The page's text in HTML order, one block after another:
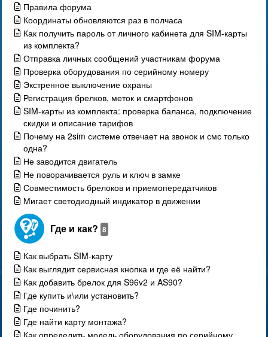
Правила форума
Координаты обновляются раз в полчаса
Как получить пароль от личного кабинета для SIM-карты
из комплекта?
Отправка личных сообщений участникам форума
Проверка оборудования по серийному номеру
Экстренное выключение охраны
Регистрация брелков, меток и смартфонов
SIM-карты из комплекта: проверка баланса, подключение
скидки и описание тарифов
Почему на 2sim системе отвечает на звонок и смс только
одна?
Не заводится двигатель
Не поворачивается руль и ключ в замке
Совместимость брелоков и приемопередатчиков
Мигает светодиодный индикатор в движении
Где и как? 8
Как выбрать SIM-карту
Как выглядит сервисная кнопка и где её найти?
Как добавить брелок для S96v2 и AS90?
Где купить и\или установить?
Где починить?
Где найти карту монтажа?